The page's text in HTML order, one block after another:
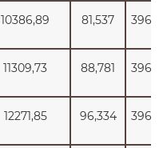
10386,89 81,537
11309,73 88,781
12271,85 96,334